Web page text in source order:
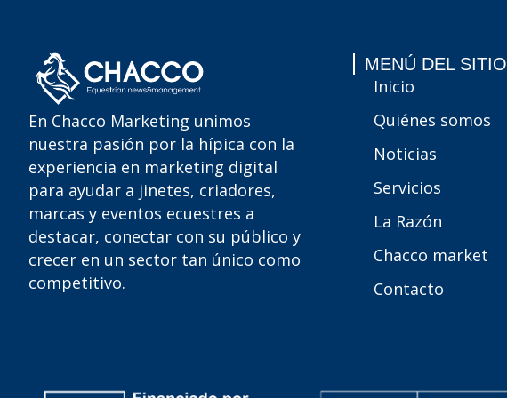
En Chacco Marketing unimos
nuestra pasión por la hípica con la
experiencia en marketing digital
para ayudar a jinetes, criadores,
marcas y eventos ecuestres a
destacar, conectar con su público y
crecer en un sector tan único como
competitivo.
MENÚ DEL SITIO
Inicio
Quiénes somos
Noticias
Servicios
La Razón
Chacco market
Contacto